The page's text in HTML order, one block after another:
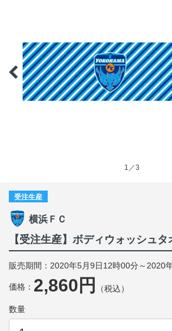
1／3
受注生産
横浜ＦＣ
【受注生産】ボディウォッシュ
販売期間：2020年5月9日12時00分～2020
価格： 2,860円 （税込）
数量